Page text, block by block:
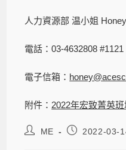
人力資源部 温小姐 Honey
電話：03-4632808 #1121
電子信箱：
附件： 2022年宏致菁英
ME 2022-03-